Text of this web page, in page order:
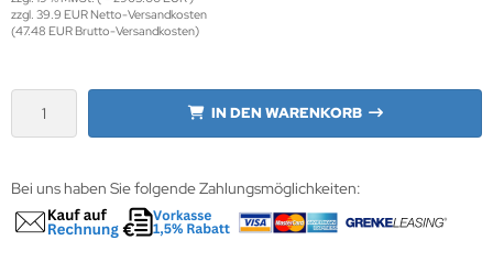
zzgl. 39.9 EUR Netto-Versandkosten
(47.48 EUR Brutto-Versandkosten)
IN DEN WARENKORB
Bei uns haben Sie folgende Zahlungsmöglichkeiten:
GmbH